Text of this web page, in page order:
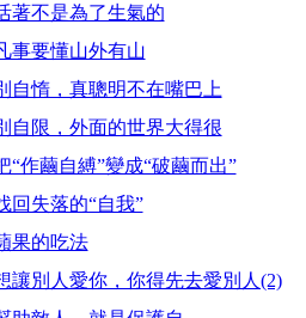
著不是為了生氣的
事要懂山外有山
自惰，真聰明不在嘴巴上
自限，外面的世界大得很
“作繭自縛”變成“破繭而出”
回失落的“自我”
果的吃法
讓別人愛你，你得先去愛別人(2)